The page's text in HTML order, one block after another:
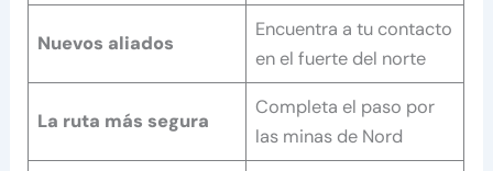
Nuevos aliados
Encuentra a tu contacto
en el fuerte del norte
La ruta más segura
Completa el paso por
las minas de Nord